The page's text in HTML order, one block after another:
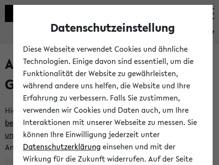
eKVV
Anlegen eines neuen
Gastzugangs
Hier können Sie einen neuen Gastzugang anlegen.Bitte
beachten Sie die Einschränkungen, denen Gastzugänge
unterworfen sind. Tragen Sie den gewünschten
Anmeldenamen und Ihr Passwort ein:
Datenschutzeinstellung
Diese Webseite verwendet Cookies und ähnliche
Technologien. Einige davon sind essentiell, um die
Funktionalität der Website zu gewährleisten,
während andere uns helfen, die Website und Ihre
Erfahrung zu verbessern. Falls Sie zustimmen,
verwenden wir Cookies und Daten auch, um Ihre
Interaktionen mit unserer Webseite zu messen. Sie
können Ihre Einwilligung jederzeit unter
Datenschutzerklärung einsehen und mit der
Wirkung für die Zukunft widerrufen. Auf der Seite